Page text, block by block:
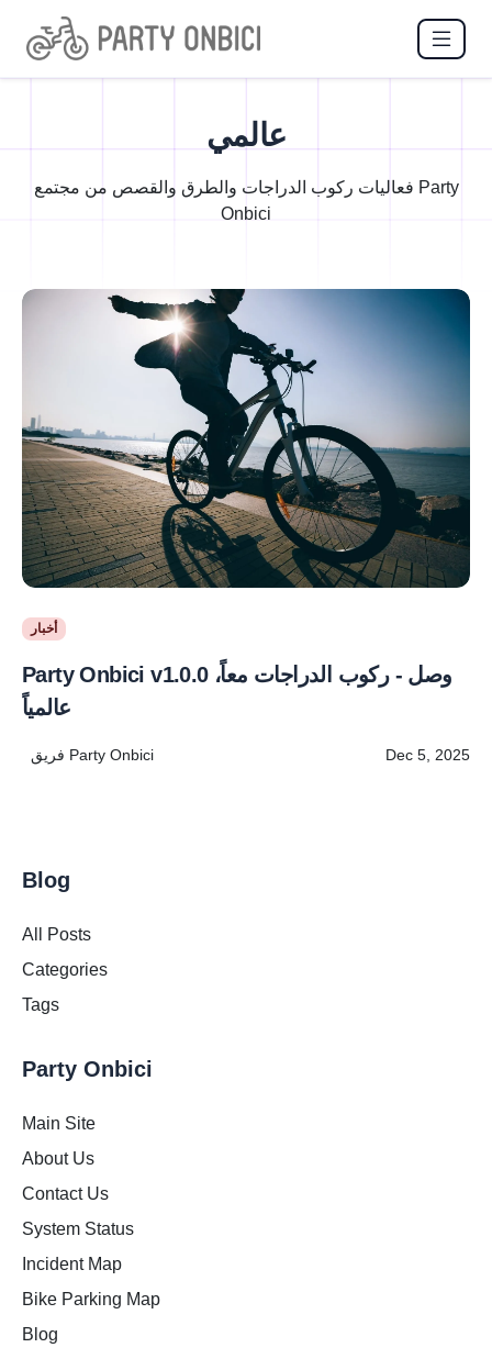
عالمي
فعاليات ركوب الدراجات والطرق والقصص من مجتمع Party
Onbici
أخبار
Party Onbici v1.0.0 وصل - ركوب الدراجات معاً،
عالمياً
فريق Party Onbici Dec 5, 2025
Blog
All Posts
Categories
Tags
Party Onbici
Main Site
About Us
Contact Us
System Status
Incident Map
Bike Parking Map
Blog